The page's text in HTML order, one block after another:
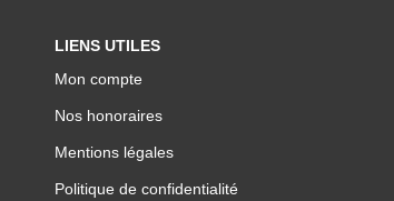
LIENS UTILES
Mon compte
Nos honoraires
Mentions légales
Politique de confidentialité